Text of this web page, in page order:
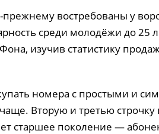
востребованы у
среди молодёжи до 25
изучив статистику
номера с простыми и
Вторую и третью строчку
старшее поколение —